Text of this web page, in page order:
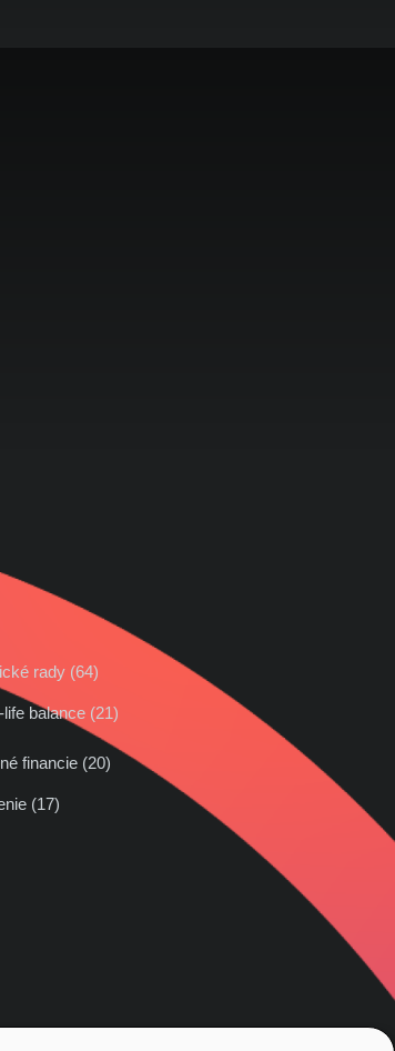
Praktické rady (64)
Work-life balance (21)
Osobné financie (20)
Poistenie (17)